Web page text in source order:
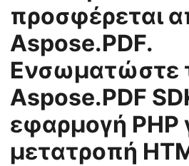
προσφέρεται
Aspose.PDF.
Ενσωματώστε
Aspose.PDF
εφαρμογή PHP
μετατροπή